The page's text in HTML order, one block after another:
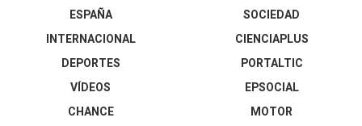
ESPAÑA
INTERNACIONAL
DEPORTES
VÍDEOS
SOCIEDAD
CIENCIAPLUS
PORTALTIC
EPSOCIAL
CHANCE
MOTOR